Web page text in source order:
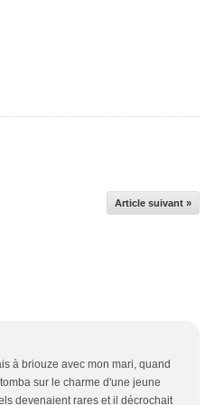
Article suivant »
à briouze avec mon mari, quand
sur le charme d'une jeune
devenaient rares et il décrochait